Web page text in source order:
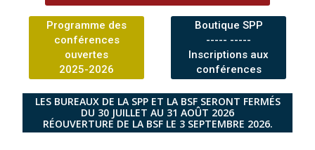
Programme des
conférences
ouvertes
2025-2026
Boutique SPP
----- -----
Inscriptions aux
conférences
LES BUREAUX DE LA SPP ET LA BSF SERONT FERMÉS
DU 30 JUILLET AU 31 AOÛT 2026
RÉOUVERTURE DE LA BSF LE 3 SEPTEMBRE 2026.